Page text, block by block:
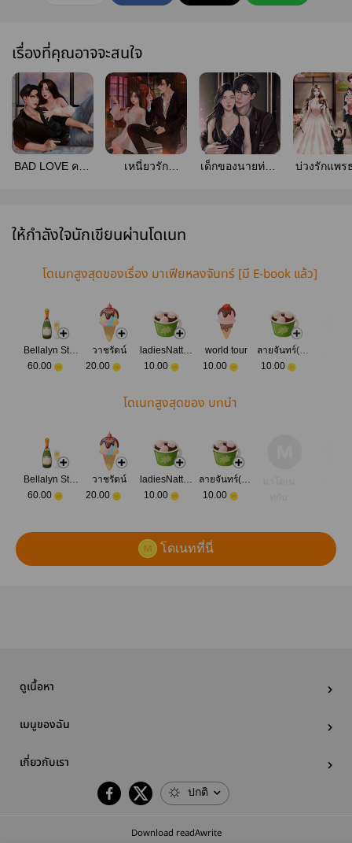
เรื่องที่คุณอาจจะสนใจ
BAD LOVE คลั่ง
เหนี่ยวรัก
เด็กของนายท่าน
บ่วงรักแพร
ให้กำลังใจนักเขียนผ่านโดเนท
โดเนทสูงสุดของเรื่อง มาเฟียหลงจันทร์ [มี E-book แล้ว]
Bellalyn Station
60.00
วาชรัตน์
20.00
ladiesNattakan
10.00
world tour
10.00
ลายจันทร์(พันรักบุ๊คส์)
10.00
โดเนทสูงสุดของ บทนำ
Bellalyn Station
60.00
วาชรัตน์
20.00
ladiesNattakan
10.00
ลายจันทร์(พันรักบุ๊คส์)
10.00
โดเนทที่นี่
ดูเนื้อหา
เมนูของฉัน
เกี่ยวกับเรา
ปกติ
Download readAwrite